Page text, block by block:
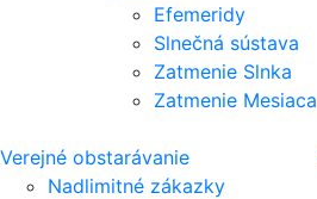
Efemeridy
Slnečná sústava
Zatmenie Slnka
Zatmenie Mesiaca
Verejné obstarávanie
Nadlimitné zákazky